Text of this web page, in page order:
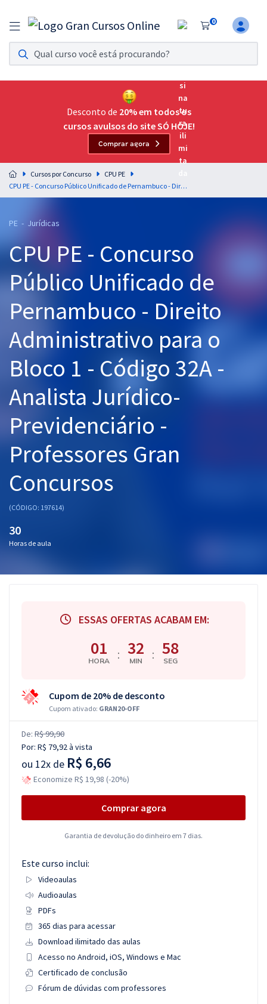
0
Assinatura Ilimitada 11
Acesso a todos os cursos. Teste grátis por 7 dias!
Assinatura OAB Até Passar
Acesso ilimitado a toda preparação para o Exame da
Residências Multiprofissionais
Preparação completa e intensiva para as principais
residências em saúde do Brasil
Cursos 20% OFF
Pós
Graduação
OAB
Mentorias
Questões grátis
Aprovados
Desconto de 20% em todos os
cursos avulsos do site SÓ HOJE!
Comprar agora
Cursos por Concurso
CPU PE
CPU PE - Concurso Público Unificado de Pernambuco - Direito Administrativo para o Bloco 1 - Código 32A - Analista Jurídico-Previdenciário - Professores Gran Concursos
PE - Jurídicas
CPU PE - Concurso
Público Unificado de
Pernambuco - Direito
Administrativo para o
Bloco 1 - Código 32A -
Analista Jurídico-
Previdenciário -
Professores Gran
Concursos
(CÓDIGO: 197614)
30
Horas de aula
ESSAS OFERTAS ACABAM EM:
01
HORA : 32
MIN : 57
SEG
Cupom de 20% de desconto
Cupom ativado: GRAN20-OFF
De: R$ 99,90
Por: R$ 79,92à vista
ou 12x de R$ 6,66
Economize R$ 19,98 (-20%)
Comprar agora
Garantia de devolução do dinheiro em 7 dias.
Este curso inclui:
Videoaulas
Audioaulas
PDFs
365 dias para acessar
Download ilimitado das aulas
Acesso no Android, iOS, Windows e Mac
Certificado de conclusão
Fórum de dúvidas com professores